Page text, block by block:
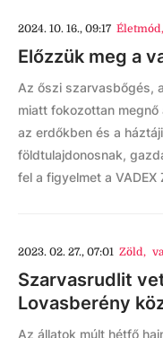
2024. 10. 16., 09:17 Életmód,
Előzzük meg a
Az őszi szarvasbőgés,
miatt fokozottan
az erdőkben és a
földtulajdonosnak,
fel a figyelmet a VADEX
2023. 02. 27., 07:01 Zöld,
Szarvasrudlit
Lovasberény
Az állatok múlt hétfő